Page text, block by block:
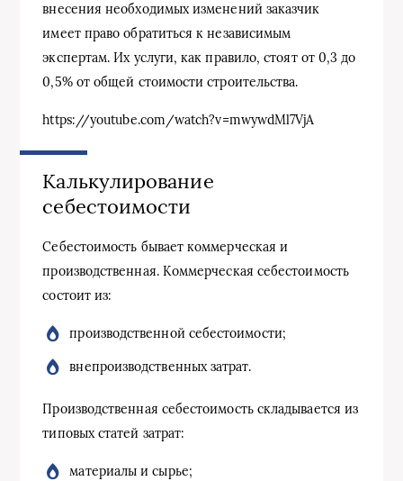
внесения необходимых изменений заказчик
имеет право обратиться к независимым
экспертам. Их услуги, как правило, стоят от 0,3 до
0,5% от общей стоимости строительства.
https://youtube.com/watch?v=mwywdMl7VjA
Калькулирование
себестоимости
Себестоимость бывает коммерческая и
производственная. Коммерческая себестоимость
состоит из:
производственной себестоимости;
внепроизводственных затрат.
Производственная себестоимость складывается из
типовых статей затрат:
материалы и сырье;